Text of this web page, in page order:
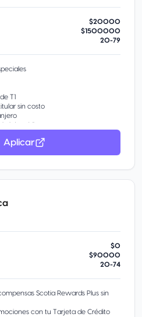
$20000
$1500000
20-79
T1
sin costo
viajero Visa
Aplicar
$0
$90000
20-74
Scotia Rewards Plus sin
con tu Tarjeta de Crédito